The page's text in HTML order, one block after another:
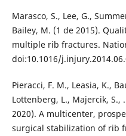
Marasco, S., Lee, G.,
Bailey, M. (1 de 2015).
multiple rib fractures.
doi:10.1016/
Pieracci, F. M., Leasia, K.,
Lottenberg, L., Majercik, S.,
2020). A multicenter,
surgical stabilization of rib